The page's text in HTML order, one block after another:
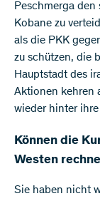
Peschmerga
Kobane zu
als die PKK
zu schützen, die
Hauptstadt des
Aktionen kehren
wieder hinter ihre
Können die
Westen
Sie haben nicht